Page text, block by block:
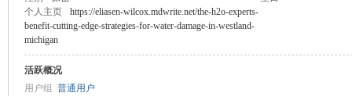
个人主页
https://eliasen-wilcox.mdwrite.net/the-h2o-experts-
benefit-cutting-edge-strategies-for-water-damage-in-westland-
michigan
活跃概况
用户组 普通用户